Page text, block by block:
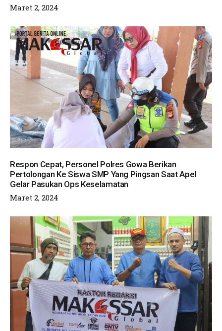
Maret 2, 2024
Respon Cepat, Personel Polres Gowa Berikan
Pertolongan Ke Siswa SMP Yang Pingsan Saat Apel
Gelar Pasukan Ops Keselamatan
Maret 2, 2024